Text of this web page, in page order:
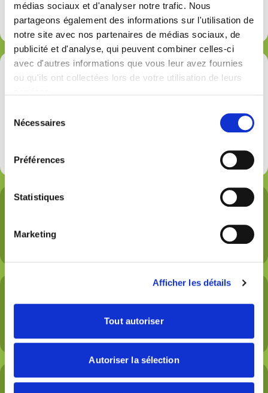
médias sociaux et d'analyser notre trafic. Nous
partageons également des informations sur l'utilisation de
notre site avec nos partenaires de médias sociaux, de
publicité et d'analyse, qui peuvent combiner celles-ci
avec d'autres informations que vous leur avez fournies
ou qu'ils ont collectées lors de votre utilisation de leurs
Nécessaires
Préférences
Statistiques
Marketing
Afficher les détails
Tout autoriser
Autoriser la sélection
des entreprises de la distribution, réparation
des matériels
+70%
du chiffre d'affaires de la distribution, location et
des espaces verts
PME adhérentes en France
35 000